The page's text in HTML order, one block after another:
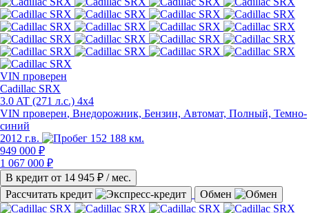
VIN проверен
Cadillac SRX
3.0 AT (271 л.с.) 4x4
VIN проверен, Внедорожник, Бензин, Автомат, Полный, Темно-
синий
2012 г.в.
152 188 км.
949 000 ₽
1 067 000 ₽
В кредит от 14 945 ₽ / мес.
Рассчитать кредит
Обмен